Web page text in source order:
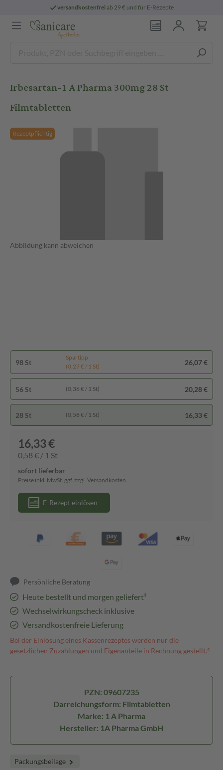
versandkostenfreiab 29 € und für E-Rezepte
Irbesartan-1 A Pharma 300mg 28 St
Filmtabletten
Rezeptpflichtig
Abbildung kann abweichen
98 St
Spartipp
(0,27 € / 1 St)
26,07 €
56 St (0,36 € / 1 St) 20,28 €
28 St (0,58 € / 1 St) 16,33 €
16,33 €
0,58 € / 1 St
sofort lieferbar
Preise inkl. MwSt. ggf. zzgl. Versandkosten
E-Rezept einlösen
Persönliche Beratung
Heute bestellt und morgen geliefert³
Wechselwirkungscheck inklusive
Versandkostenfreie Lieferung
Bei der Einlösung eines Kassenrezeptes werden nur die
gesetzlichen Zuzahlungen und Eigenanteile in Rechnung gestellt.⁴
PZN: 09607235
Darreichungsform: Filmtabletten
Marke: 1 A Pharma
Hersteller: 1A Pharma GmbH
Packungsbeilage